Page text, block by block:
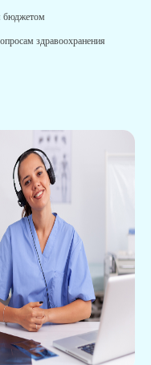
бюджетом
здравоохранения